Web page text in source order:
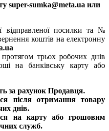
super-sumka@meta.ua или
відправленої посилки та №
коштів на електронну
трьох робочих днів
на банківську карту або
за рахунок Продавця.
після отримання товару
днів.
на карту або грошовим
служб.